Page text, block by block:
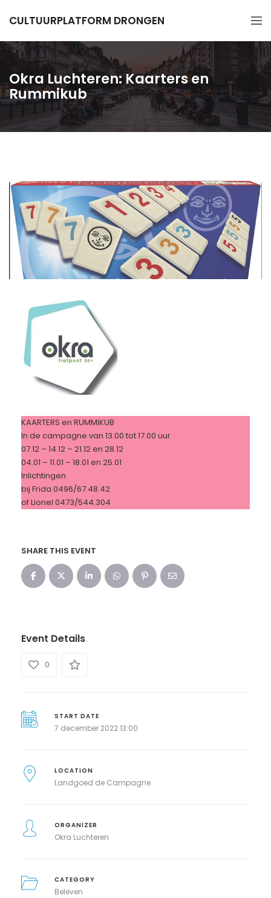
CULTUURPLATFORM DRONGEN
Okra Luchteren: Kaarters en
Rummikub
KAARTERS en RUMMIKUB
In de campagne van 13.00 tot 17.00 uur
07.12 – 14.12 – 21.12 en 28.12
04.01 – 11.01 – 18.01 en 25.01
Inlichtingen
bij Frida 0496/67.48.42
of Lionel 0473/544.304
SHARE THIS EVENT
Event Details
0
START DATE
7 december 2022 13:00
LOCATION
Landgoed de Campagne
ORGANIZER
Okra Luchteren
CATEGORY
Beleven